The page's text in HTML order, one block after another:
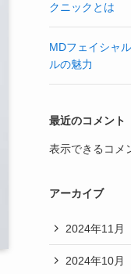
クニックとは
MDフェイシャ
ルの魅力
最近のコメント
表示できるコメ
アーカイブ
2024年11月
2024年10月